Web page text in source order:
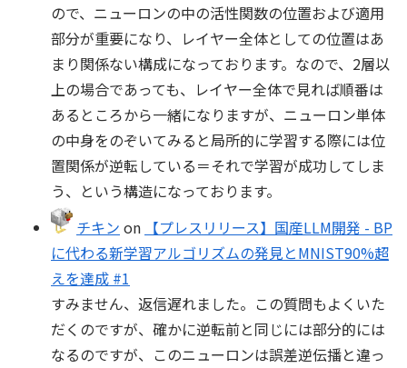
ので、ニューロンの中の活性関数の位置および適用
部分が重要になり、レイヤー全体としての位置はあ
まり関係ない構成になっております。なので、2層以
上の場合であっても、レイヤー全体で見れば順番は
あるところから一緒になりますが、ニューロン単体
の中身をのぞいてみると局所的に学習する際には位
置関係が逆転している＝それで学習が成功してしま
う、という構造になっております。
チキン on 【プレスリリース】国産LLM開発 - BP
に代わる新学習アルゴリズムの発見とMNIST90%超
えを達成 #1
すみません、返信遅れました。この質問もよくいた
だくのですが、確かに逆転前と同じには部分的には
なるのですが、このニューロンは誤差逆伝播と違っ